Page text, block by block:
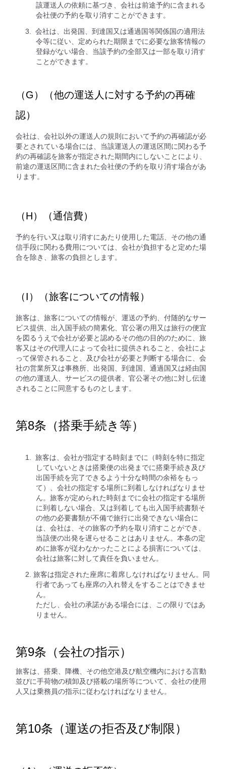
該運送人の依頼に基づき、会社は前途予約に含まれる
会社便の予約を取り消すことができます。
会社は、出発国、到達国又は通過国等関係国の適用法
令等に従い、定められた期限までに必要な旅客情報の
登録がない場合、当該予約の全部又は一部を取り消す
ことができます。
（G）（他の運送人に対する予約の再確
認）
会社は、会社以外の運送人の規則において予約の再確認が必
要とされている場合には、当該運送人の運送区間に関わる予
約の再確認を旅客が指定された期間内にしないことにより、
前途の運送区間に含まれた会社便の予約を取り消す場合があ
ります。
（H）（通信費）
予約を行い又は取り消すにあたり使用した電話、その他の通
信手段に関わる費用については、会社が負担すると定めた場
合を除き、旅客の負担とします。
（I）（旅客についての情報）
旅客は、旅客についての情報が、運送の予約、付随的なサー
ビス提供、出入国手続の簡素化、官公署の用又は旅行の便宜
を図るうえで会社が必要と認めるその他の目的のために、旅
客又はその代理人によって会社に提供されること、会社によ
って保管されること、及び会社が必要と判断する場合に、会
社の営業所又は事務所、出発国、到達国、通過国又は経由国
の他の運送人、サービスの提供者、官公署その他に対し伝達
されることに同意するものとします。
第8条（搭乗手続き等）
旅客は、会社が指定する時刻までに（時刻を特に指定
していないときは搭乗便の出発までに搭乗手続き及び
出国手続を完了できるよう十分な時間の余裕をもっ
て）、会社の指定する場所に到着しなければなりませ
ん。旅客が定められた時刻までに会社の指定する場所
に到着しない場合、又は到着しても出入国手続書類そ
の他の必要書類が不備で旅行に出発できない場合に
は、会社は、その旅客の予約を取り消すことができ、
当該便の出発を遅らせることはありません。本条の定
めに旅客が従わなかったことによる損害については、
会社は旅客に対して責任を負いません。
旅客は指定された座席に着席しなければなりません。同
行者であっても座席の入れ替えをすることはできませ
ん。
ただし、会社の承諾がある場合には、この限りではあ
りません。
第9条（会社の指示）
旅客は、搭乗、降機、その他空港及び航空機内における言動
並びに手荷物の積卸及び搭載の場所等について、会社の使用
人又は乗務員の指示に従わなければなりません。
第10条（運送の拒否及び制限）